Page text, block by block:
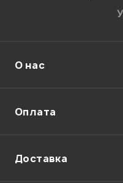
Отправить
О нас
Оплата
Доставка